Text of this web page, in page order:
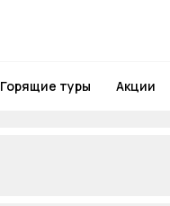
Горящие туры Акции